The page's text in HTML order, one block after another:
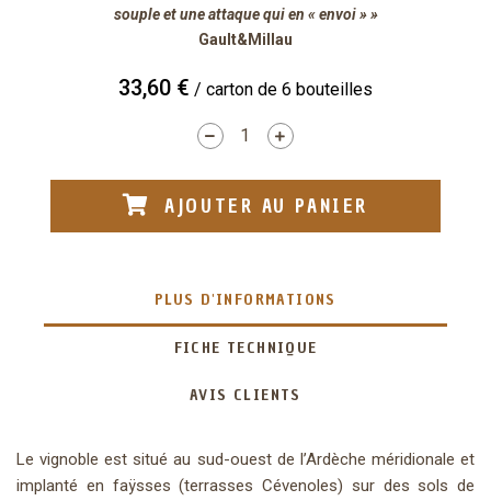
souple et une attaque qui en « envoi » »
Gault&Millau
33,60 € / carton de 6 bouteilles
AJOUTER AU PANIER
PLUS D'INFORMATIONS
FICHE TECHNIQUE
AVIS CLIENTS
Le vignoble est situé au sud-ouest de l’Ardèche méridionale et
implanté en faÿsses (terrasses Cévenoles) sur des sols de